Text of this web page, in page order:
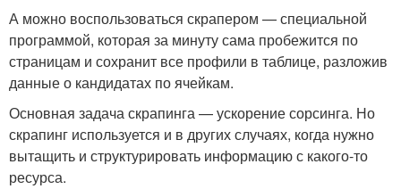
А можно воспользоваться скрапером — специальной
программой, которая за минуту сама пробежится по
страницам и сохранит все профили в таблице, разложив
данные о кандидатах по ячейкам.
Основная задача скрапинга — ускорение сорсинга. Но
скрапинг используется и в других случаях, когда нужно
вытащить и структурировать информацию с какого-то
ресурса.